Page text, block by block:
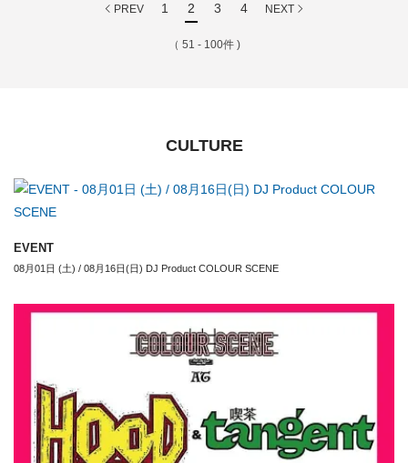
PREV 1 2 3 4 NEXT
（ 51 - 100件 )
CULTURE
EVENT
08月01日 (土) / 08月16日(日) DJ Product COLOUR SCENE